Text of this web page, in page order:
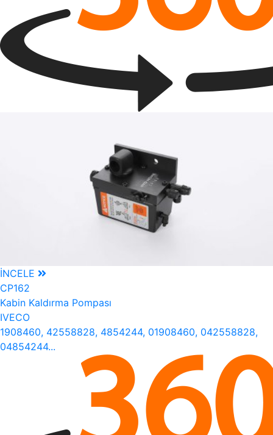
İNCELE
CP162
Kabin Kaldırma Pompası
IVECO
1908460, 42558828, 4854244, 01908460, 042558828,
04854244...